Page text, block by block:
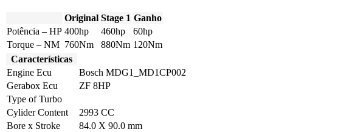
Original Stage 1 Ganho
Potência – HP 400hp 460hp
60hp
Torque – NM 760Nm 880Nm 120Nm
Características
Engine Ecu
Bosch MDG1_MD1CP002
Gerabox Ecu
ZF 8HP
Type of Turbo
Cylider Content
2993 CC
Bore x Stroke
84.0 X 90.0 mm